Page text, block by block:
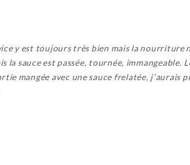
y est toujours très bien mais la nourriture
sauce est passée, tournée, immangeable.
mangée avec une sauce frelatée, j’aurais